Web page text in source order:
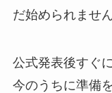
だ始められません
公式発表後すぐ
今のうちに準備